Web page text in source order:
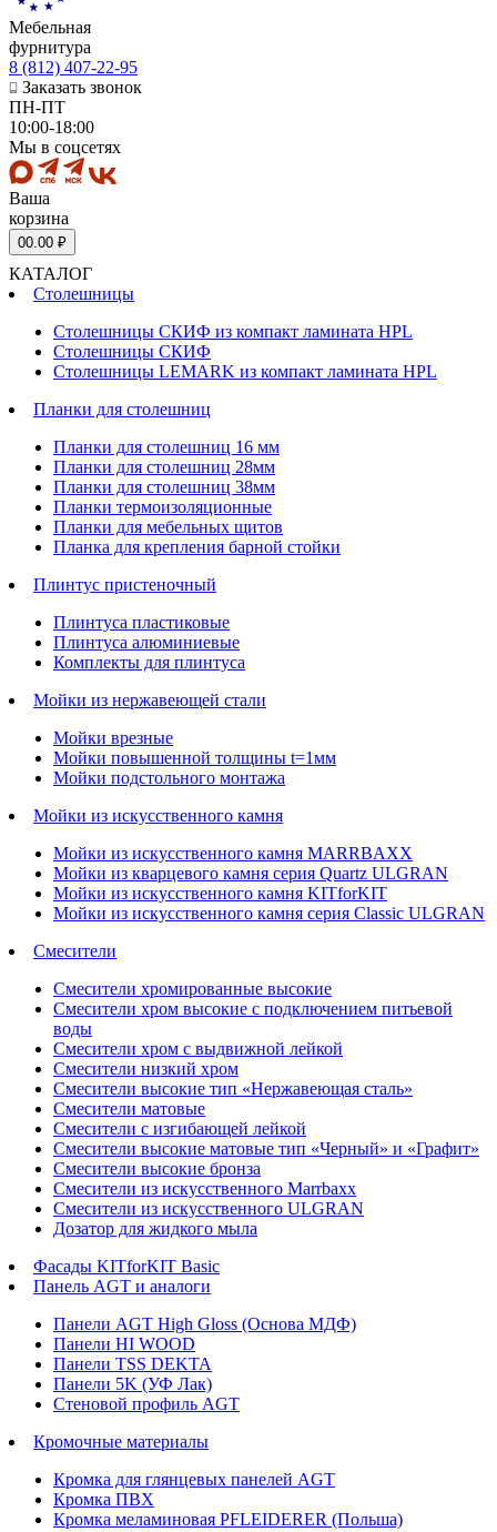
Мебельная
фурнитура
8 (812) 407-22-95
Заказать звонок
ПН-ПТ
10:00-18:00
Мы в соцсетях
Ваша
корзина
00.00 ₽
КАТАЛОГ
Столешницы
Столешницы СКИФ из компакт ламината HPL
Столешницы СКИФ
Столешницы LEMARK из компакт ламината HPL
Планки для столешниц
Планки для столешниц 16 мм
Планки для столешниц 28мм
Планки для столешниц 38мм
Планки термоизоляционные
Планки для мебельных щитов
Планка для крепления барной стойки
Плинтус пристеночный
Плинтуса пластиковые
Плинтуса алюминиевые
Комплекты для плинтуса
Мойки из нержавеющей стали
Мойки врезные
Мойки повышенной толщины t=1мм
Мойки подстольного монтажа
Мойки из искусственного камня
Мойки из искусственного камня MARRBAXX
Мойки из кварцевого камня серия Quartz ULGRAN
Мойки из искусственного камня KITforKIT
Мойки из искусственного камня серия Classic ULGRAN
Смесители
Смесители хромированные высокие
Смесители хром высокие с подключением питьевой
воды
Смесители хром с выдвижной лейкой
Смесители низкий хром
Смесители высокие тип «Нержавеющая сталь»
Смесители матовые
Смесители с изгибающей лейкой
Смесители высокие матовые тип «Черный» и «Графит»
Смесители высокие бронза
Смесители из искусственного Marrbaxx
Смесители из искусственного ULGRAN
Дозатор для жидкого мыла
Фасады KITforKIT Basic
Панель AGT и аналоги
Панели AGT High Gloss (Основа МДФ)
Панели HI WOOD
Панели TSS DEKTA
Панели 5K (УФ Лак)
Стеновой профиль AGT
Кромочные материалы
Кромка для глянцевых панелей AGT
Кромка ПВХ
Кромка меламиновая PFLEIDERER (Польша)